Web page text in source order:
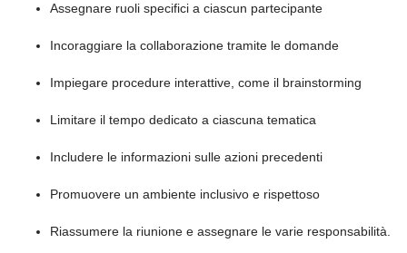
Assegnare ruoli specifici a ciascun partecipante
Incoraggiare la collaborazione tramite le domande
Impiegare procedure interattive, come il brainstorming
Limitare il tempo dedicato a ciascuna tematica
Includere le informazioni sulle azioni precedenti
Promuovere un ambiente inclusivo e rispettoso
Riassumere la riunione e assegnare le varie responsabilità.